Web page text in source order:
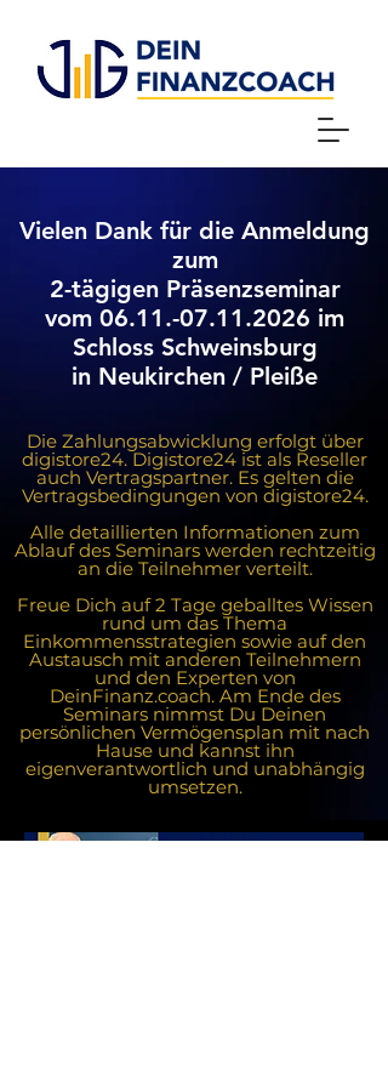
Vielen Dank für die Anmeldung
zum
2-tägigen Präsenzseminar
vom 06.11.-07.11.2026 im
Schloss Schweinsburg
in Neukirchen / Pleiße
Die Zahlungsabwicklung erfolgt über
digistore24. Digistore24 ist als Reseller
auch Vertragspartner. Es gelten die
Vertragsbedingungen von digistore24.
Alle detaillierten Informationen zum
Ablauf des Seminars werden rechtzeitig
an die Teilnehmer verteilt.
Freue Dich auf 2 Tage geballtes Wissen
rund um das Thema
Einkommensstrategien sowie auf den
Austausch mit anderen Teilnehmern
und den Experten von
DeinFinanz.coach. Am Ende des
Seminars nimmst Du Deinen
persönlichen Vermögensplan mit nach
Hause und kannst ihn
eigenverantwortlich und unabhängig
umsetzen.